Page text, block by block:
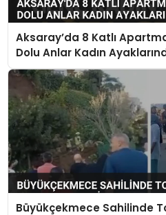
Aksaray’da 8 Katlı
Dolu Anlar Kadın
Büyükçekmece Sahilinde